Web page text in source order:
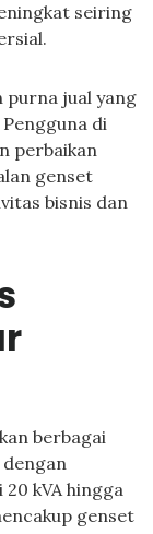
seiring
purna jual yang
di
perbaikan
genset
bisnis dan
berbagai
dengan
kVA hingga
genset